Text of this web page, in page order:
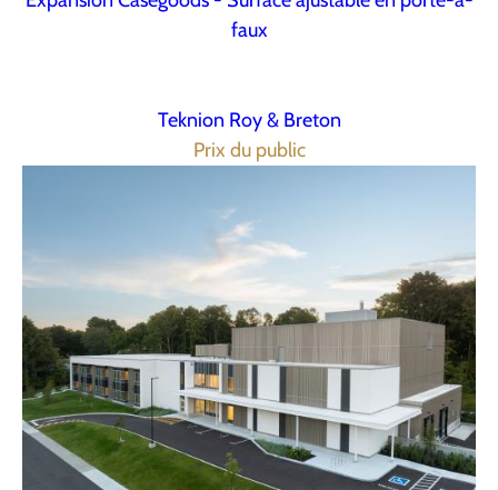
faux
Teknion Roy & Breton
Prix du public